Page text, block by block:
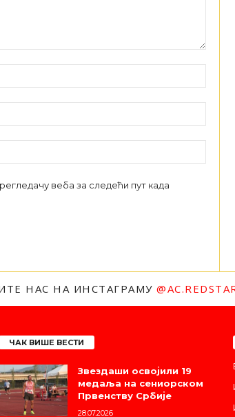
веба за следећи пут када
НАС НА ИНСТАГРАМУ
ЧАК ВИШЕ ВЕСТИ
Звездаши освојили 19
медаља на сениорском
Првенству Србије
28.07.2026